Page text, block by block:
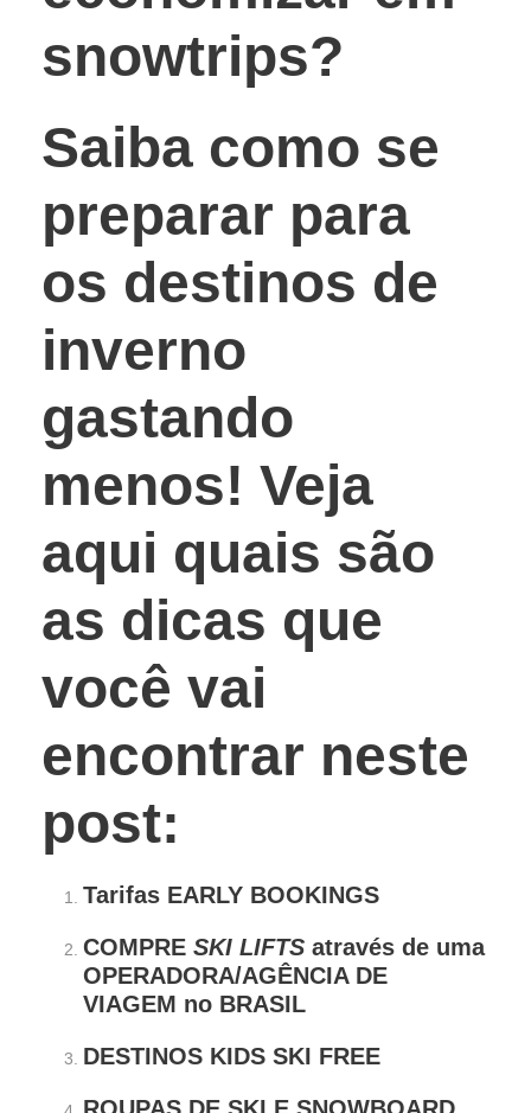
snowtrips?
Saiba como se
preparar para
os destinos de
inverno
gastando
menos! Veja
aqui quais são
as dicas que
você vai
encontrar neste
post:
Tarifas EARLY BOOKINGS
COMPRE SKI LIFTS através de uma
OPERADORA/AGÊNCIA DE
VIAGEM no BRASIL
DESTINOS KIDS SKI FREE
ROUPAS DE SKI E SNOWBOARD